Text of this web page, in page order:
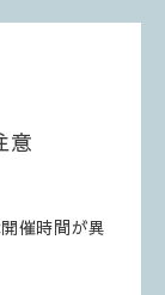
意
催時間が異